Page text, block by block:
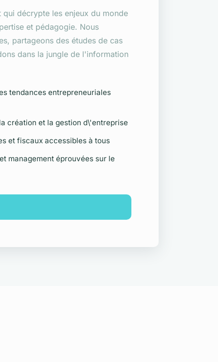
qui décrypte les enjeux du monde
et pédagogie. Nous
partageons des études de cas
dans la jungle de l'information
tendances entrepreneuriales
création et la gestion d\'entreprise
et fiscaux accessibles à tous
management éprouvées sur le